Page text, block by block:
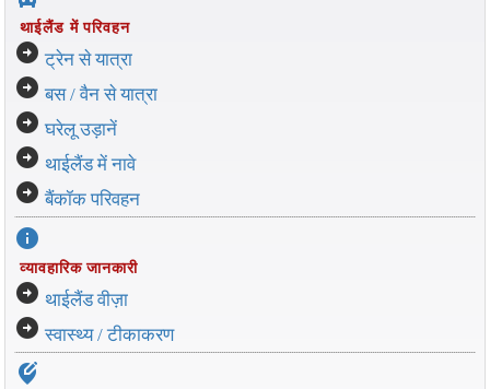
थाईलैंड में परिवहन
arrow_circle_right ट्रेन से यात्रा
arrow_circle_right बस / वैन से यात्रा
arrow_circle_right घरेलू उड़ानें
arrow_circle_right थाईलैंड में नावे
arrow_circle_right बैंकॉक परिवहन
info
व्यावहारिक जानकारी
arrow_circle_right थाईलैंड वीज़ा
arrow_circle_right स्वास्थ्य / टीकाकरण
edit_location_alt